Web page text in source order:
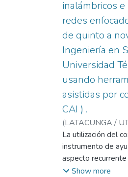
año de la escuela
“Cacique
estudio
cuasiexperimental;
un pre test, la
post test; la
técnica de la
cuestionario,
escala tipo Likert,
estudiantes, se
tres expertos.
inalámbricos
redes
de quinto a
Ingeniería en
Universidad
usando
asistidas por
CAI ) .
(LATACUNGA /
Trávez, Mariela
Mónica Alexandra;
Washington
La utilización del
instrumento de
aspecto recurrente
años, pero su
Show more